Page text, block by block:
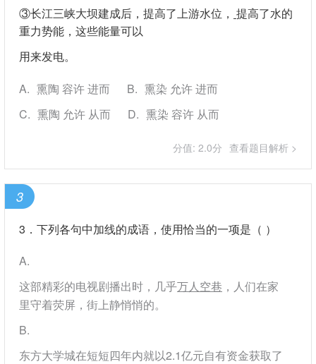
③长江三峡大坝建成后，提高了上游水位， 提高了水的
重力势能，这些能量可以
用来发电。
A
熏陶 容许 进而 B
熏染 允许 进而
C
熏陶 允许 从而 D 熏染 容许 从而
分值: 2.0分 查看题目解析 >
3
3．下列各句中加线的成语，使用恰当的一项是（ ）
A
这部精彩的电视剧播出时，几乎万人空巷 ，人们在家
里守着荧屏，街上静悄悄的。
B
东方大学城在短短四年内就以2.1亿元自有资金获取了